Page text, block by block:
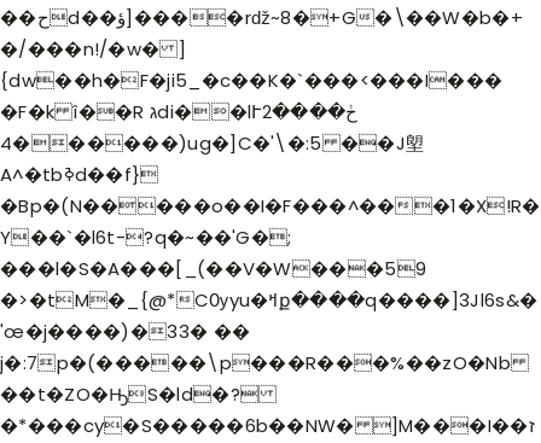
��حd��ؤ]����rǆ~8�+G�\��W�b�+
�/���n!/�w� ]
{dw��h�F�ji5_�c��K�`���<���I���
�F�k î��R גdi��lՒڂ����2
������4)ug�]C�'\�:5 ��J塱
A^�tbߢd��f}
�Bp�(N�����o��I�F���^���1�X!R�
Y��`�l6t-?q�~��'G�;
���l�S�A���[_ (��V�W���59
�>�tM�_{@*CѸyu�ߞք����q����]3Jl6s&�
'œ�j����)�33� ��
j�:7p�(�����\p���R���%��zO�Nb
��t�ZO�ԢS�ld�?
�*���cy�S�����6b��NW� ]M���I��ז